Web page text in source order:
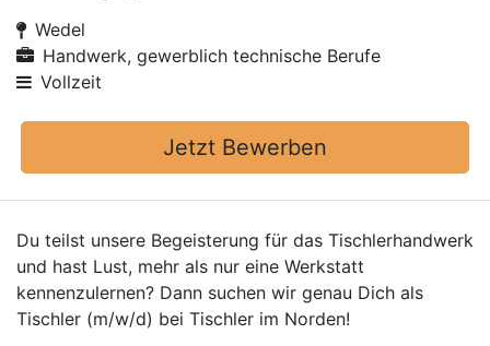
Wedel
Handwerk, gewerblich technische Berufe
Vollzeit
Jetzt Bewerben
Du teilst unsere Begeisterung für das Tischlerhandwerk
und hast Lust, mehr als nur eine Werkstatt
kennenzulernen? Dann suchen wir genau Dich als
Tischler (m/w/d) bei Tischler im Norden!